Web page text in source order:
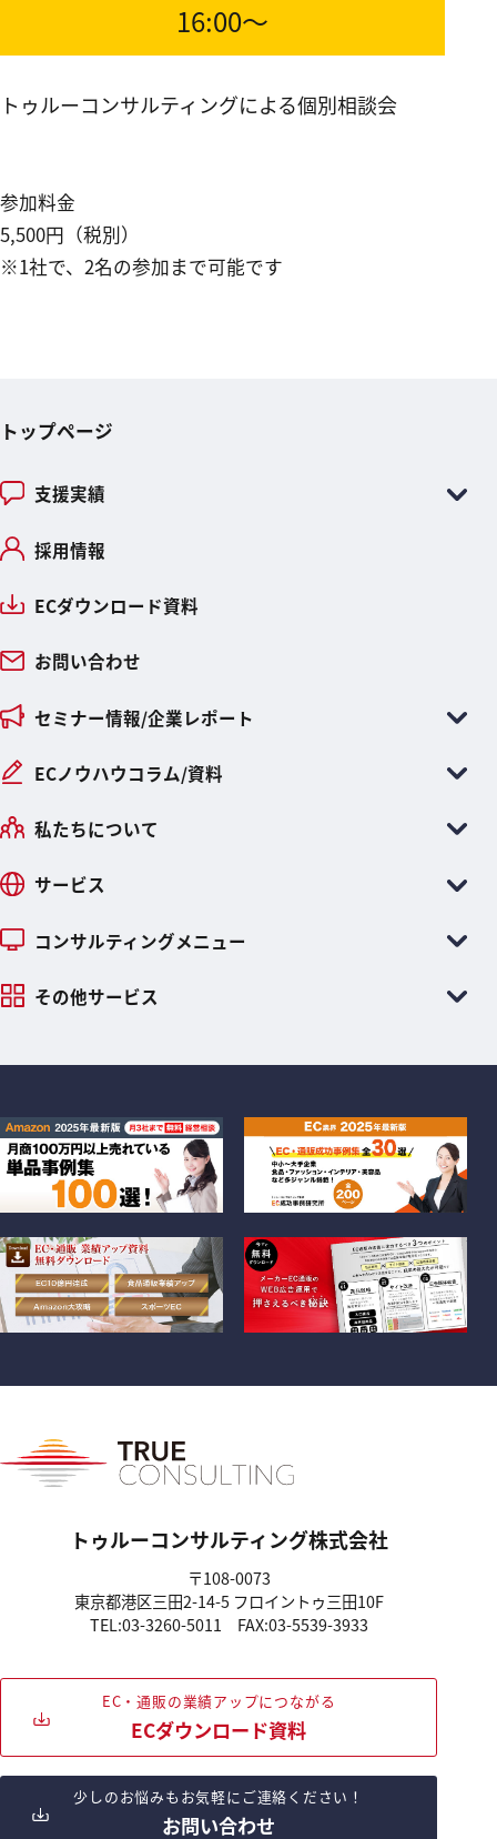
16:00～
トゥルーコンサルティングによる個別相談会
参加料金
5,500円（税別）
※1社で、2名の参加まで可能です
トップページ
支援実績
採用情報
ECダウンロード資料
お問い合わせ
セミナー情報/企業レポート
ECノウハウコラム/資料
私たちについて
サービス
コンサルティングメニュー
その他サービス
トゥルーコンサルティング株式会社
〒108-0073
東京都港区三田2-14-5 フロイントゥ三田10F
TEL:03-3260-5011
FAX:03-5539-3933
EC・通販の業績アップにつながる
ECダウンロード資料
少しのお悩みもお気軽にご連絡ください！
お問い合わせ